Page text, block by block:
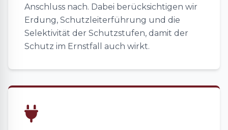
Anschluss nach. Dabei berücksichtigen wir
Erdung, Schutzleiterführung und die
Selektivität der Schutzstufen, damit der
Schutz im Ernstfall auch wirkt.